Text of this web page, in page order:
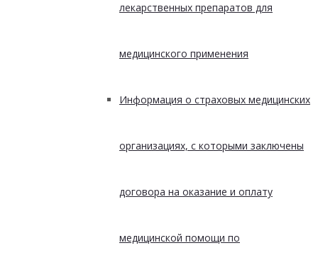
лекарственных препаратов для
медицинского применения
Информация о страховых медицинских
организациях, с которыми заключены
договора на оказание и оплату
медицинской помощи по